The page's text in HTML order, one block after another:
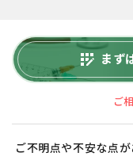
app_registration まず
ご
ご不明点や不安な点